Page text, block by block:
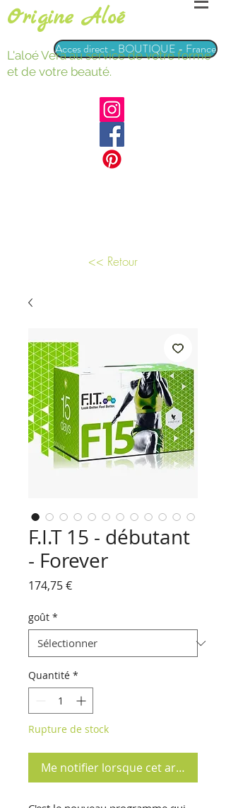
Acces direct - BOUTIQUE - France
Origine Aloé
L'aloé Vera au service de votre forme
et de votre beauté.
<< Retour
F.I.T 15 - débutant
- Forever
174,75 €Prix
goût *
Quantité *
Rupture de stock
Me notifier lorsque cet article est